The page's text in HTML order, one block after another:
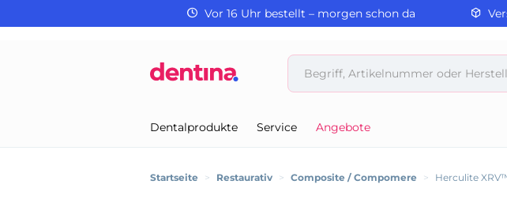
Vor 16 Uhr bestellt – morgen schon da
Dentalprodukte Service Angebote
Startseite > Restaurativ > Composite / Compomere > Herculite